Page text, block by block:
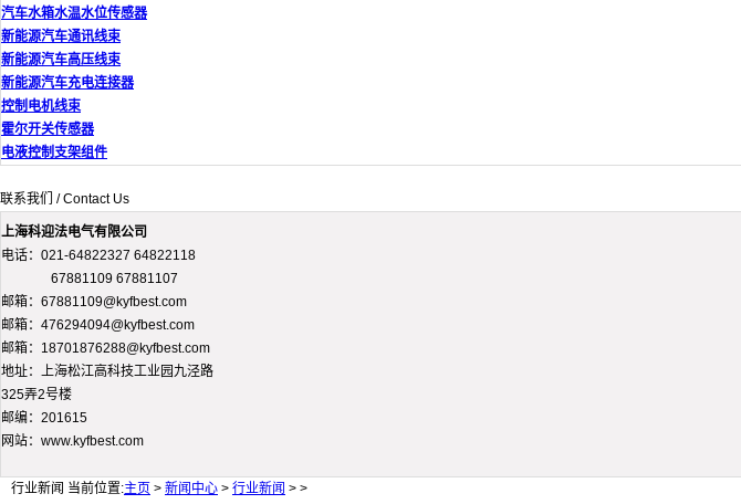
汽车水箱水温水位传感器
新能源汽车通讯线束
新能源汽车高压线束
新能源汽车充电连接器
控制电机线束
霍尔开关传感器
电液控制支架组件
联系我们 / Contact Us
上海科迎法电气有限公司
电话：021-64822327 64822118
67881109 67881107
邮箱：67881109@kyfbest.com
邮箱：476294094@kyfbest.com
邮箱：18701876288@kyfbest.com
地址：上海松江高科技工业园九泾路
325弄2号楼
邮编：201615
网站：www.kyfbest.com
行业新闻 当前位置:主页 > 新闻中心 > 行业新闻 > >